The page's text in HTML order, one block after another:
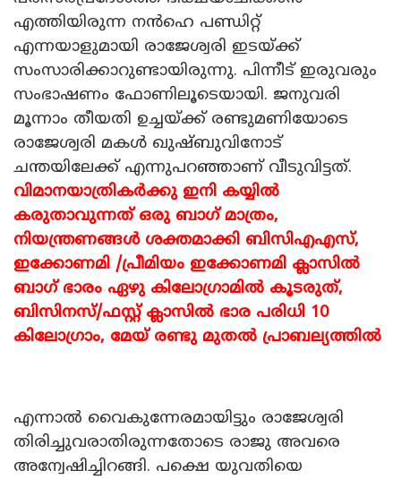
എത്തിയിരുന്ന നൻഹെ പണ്ഡിറ്റ്
എന്നയാളുമായി രാജേശ്വരി ഇടയ്ക്ക്
സംസാരിക്കാറുണ്ടായിരുന്നു. പിന്നീട് ഇരുവരും
സംഭാഷണം ഫോണിലൂടെയായി. ജനുവരി
മൂന്നാം തീയതി ഉച്ചയ്ക്ക് രണ്ടുമണിയോടെ
രാജേശ്വരി മകൾ ഖുഷ്ബുവിനോട്
ചന്തയിലേക്ക് എന്നുപറഞ്ഞാണ് വീടുവിട്ടത്.
വിമാനയാത്രികർക്കു ഇനി കയ്യിൽ
കരുതാവുന്നത് ഒരു ബാ​ഗ് മാത്രം,
നിയന്ത്രണങ്ങൾ ശക്തമാക്കി ബിസിഎഎസ്,
ഇക്കോണമി /പ്രീമിയം ഇക്കോണമി ക്ലാസിൽ
ബാ​ഗ് ഭാരം ഏഴു കിലോഗ്രാമിൽ കൂടരുത്,
ബിസിനസ്/ഫസ്റ്റ് ക്ലാസിൽ ഭാര പരിധി 10
കിലോഗ്രാം, മേയ് രണ്ടു മുതൽ പ്രാബല്യത്തിൽ
എന്നാൽ വൈകുന്നേരമായിട്ടും രാജേശ്വരി
തിരിച്ചുവരാതിരുന്നതോടെ രാജു അവരെ
അന്വേഷിച്ചിറങ്ങി. പക്ഷെ യുവതിയെ